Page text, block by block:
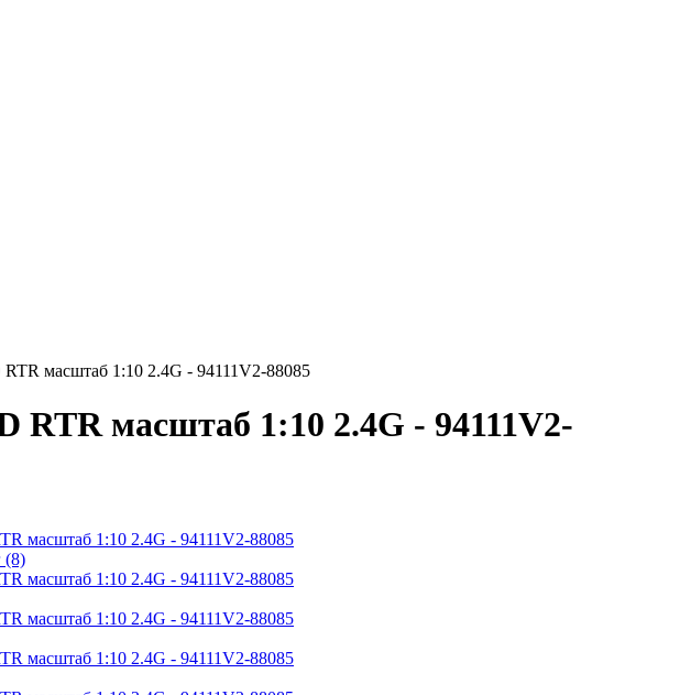
масштаб 1:10 2.4G - 94111V2-88085
RTR масштаб 1:10 2.4G - 94111V2-
(8)